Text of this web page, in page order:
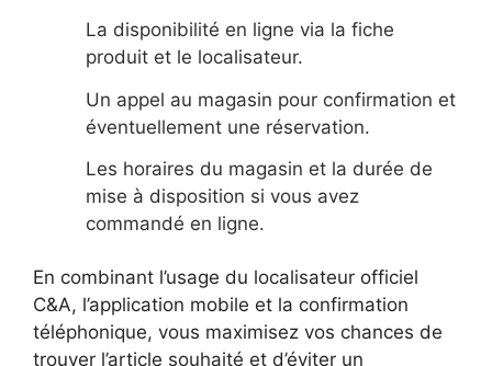
La disponibilité en ligne via la fiche
produit et le localisateur.
Un appel au magasin pour confirmation et
éventuellement une réservation.
Les horaires du magasin et la durée de
mise à disposition si vous avez
commandé en ligne.
En combinant l’usage du localisateur officiel
C&A, l’application mobile et la confirmation
téléphonique, vous maximisez vos chances de
trouver l’article souhaité et d’éviter un